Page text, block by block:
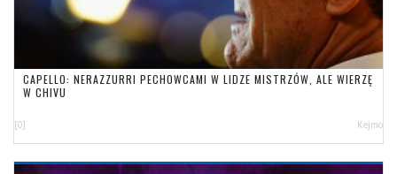
CAPELLO: NERAZZURRI PECHOWCAMI W LIDZE MISTRZÓW, ALE WIERZĘ
W CHIVU
[0] Kejmo